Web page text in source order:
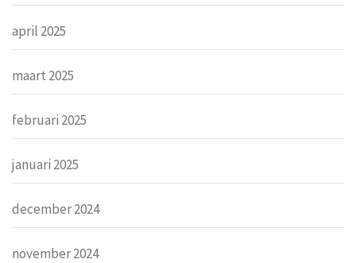
april 2025
maart 2025
februari 2025
januari 2025
december 2024
november 2024